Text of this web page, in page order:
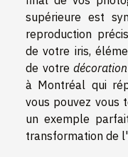
supérieure est
reproduction
de votre iris,
de votre
à Montréal qui
vous pouvez vous
un exemple
transformation de